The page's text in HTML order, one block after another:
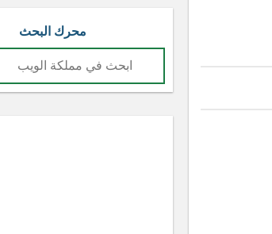
محرك البحث